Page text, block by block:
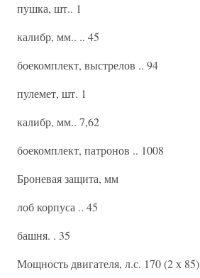
пушка, шт.. 1
калибр, мм.. .. 45
боекомплект, выстрелов .. 94
пулемет, шт. 1
калибр, мм.. 7,62
боекомплект, патронов .. 1008
Броневая защита, мм
лоб корпуса .. 45
башня. . 35
Мощность двигателя, л.с. 170 (2 х 85)